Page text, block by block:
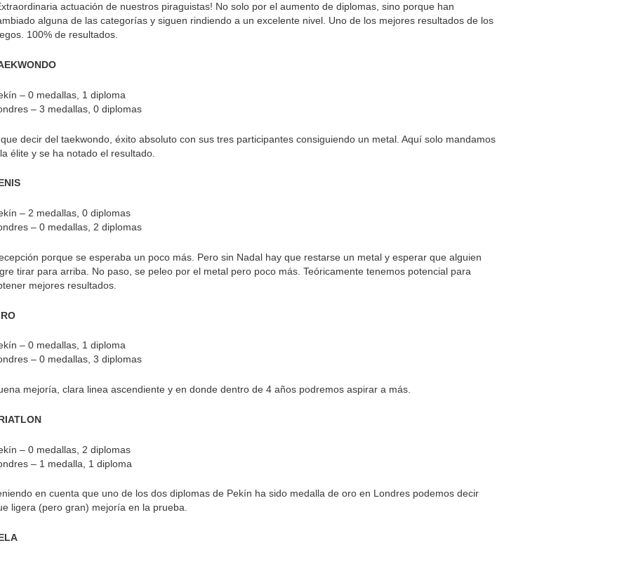
actuación de nuestros piraguistas! No solo por el aumento de diplomas, sino porque han
alguna de las categorías y siguen rindiendo a un excelente nivel. Uno de los mejores resultados de los
100% de resultados.
– 0 medallas, 1 diploma
– 3 medallas, 0 diplomas
decir del taekwondo, éxito absoluto con sus tres participantes consiguiendo un metal. Aquí solo mandamos
élite y se ha notado el resultado.
– 2 medallas, 0 diplomas
– 0 medallas, 2 diplomas
porque se esperaba un poco más. Pero sin Nadal hay que restarse un metal y esperar que alguien
tirar para arriba. No paso, se peleo por el metal pero poco más. Teóricamente tenemos potencial para
mejores resultados.
– 0 medallas, 1 diploma
– 0 medallas, 3 diplomas
mejoría, clara linea ascendiente y en donde dentro de 4 años podremos aspirar a más.
– 0 medallas, 2 diplomas
– 1 medalla, 1 diploma
en cuenta que uno de los dos diplomas de Pekín ha sido medalla de oro en Londres podemos decir
ligera (pero gran) mejoría en la prueba.